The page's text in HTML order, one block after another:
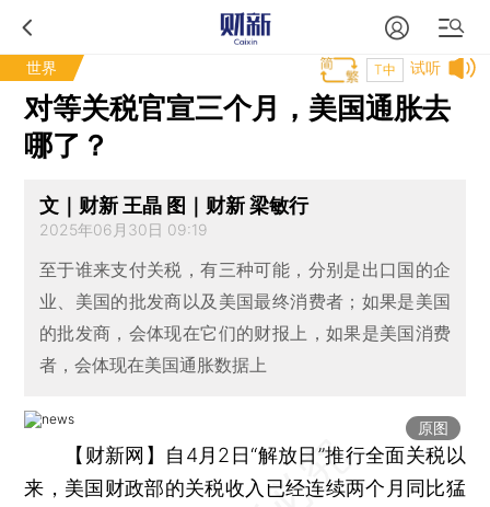
世界 试听
T中
对等关税官宣三个月，美国通胀去
哪了？
文｜财新 王晶 图｜财新 梁敏行
2025年06月30日 09:19
至于谁来支付关税，有三种可能，分别是出口国的企
业、美国的批发商以及美国最终消费者；如果是美国
的批发商，会体现在它们的财报上，如果是美国消费
者，会体现在美国通胀数据上
原图
【财新网】 自4月2日“解放日”推行全面关税以
来，美国财政部的关税收入已经连续两个月同比猛